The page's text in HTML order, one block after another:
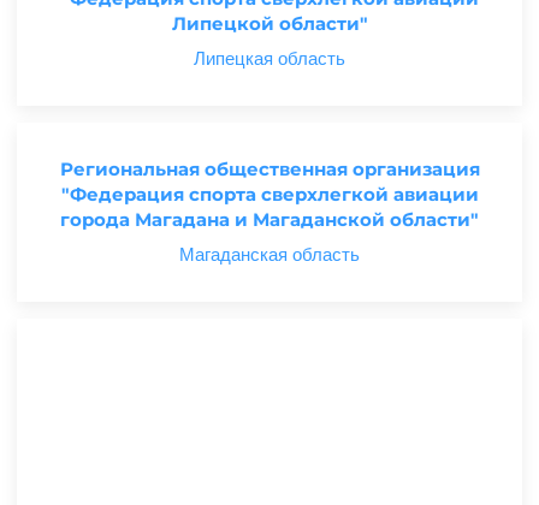
Липецкой области"
Липецкая область
Региональная общественная организация
"Федерация спорта сверхлегкой авиации
города Магадана и Магаданской области"
Магаданская область